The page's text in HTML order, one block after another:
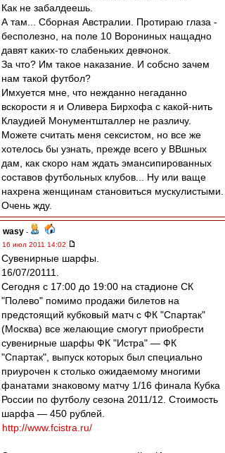
Как не забалдеешь.
А там... Сборная Австралии. Протираю глаза -
бесполезно, на поле 10 Ворониных нащадно
давят каких-то слабеньких девчонок.
За что? Им такое наказание. И собсно зачем
нам такой футбол?
Имхуется мне, что нежданно негаданно
вскорости я и Оливера Бирхофа с какой-нить
Клаудией Монументшталлер не различу.
Можете считать меня сексистом, но все же
хотелось бы узнать, прежде всего у ВВшных
дам, как скоро нам ждать эмансипированных
составов футбольных клубов... Ну или ваще
нахрена женщинам становиться мускулистыми.
Очень жду.
wasy -
16 июл 2011 14:02
Сувенирные шарфы.
16/07/20111.
Сегодня с 17:00 до 19:00 на стадионе СК
"Полево" помимо продажи билетов на
предстоящий кубковый матч с ФК "Спартак"
(Москва) все желающие смогут приобрести
сувенирные шарфы ФК "Истра" — ФК
"Спартак", выпуск которых был специально
приурочен к столько ожидаемому многими
фанатами знаковому матчу 1/16 финала Кубка
России по футболу сезона 2011/12. Стоимость
шарфа — 450 рублей.
http://www.fcistra.ru/